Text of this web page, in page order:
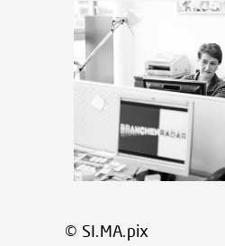
© SI.MA.pix